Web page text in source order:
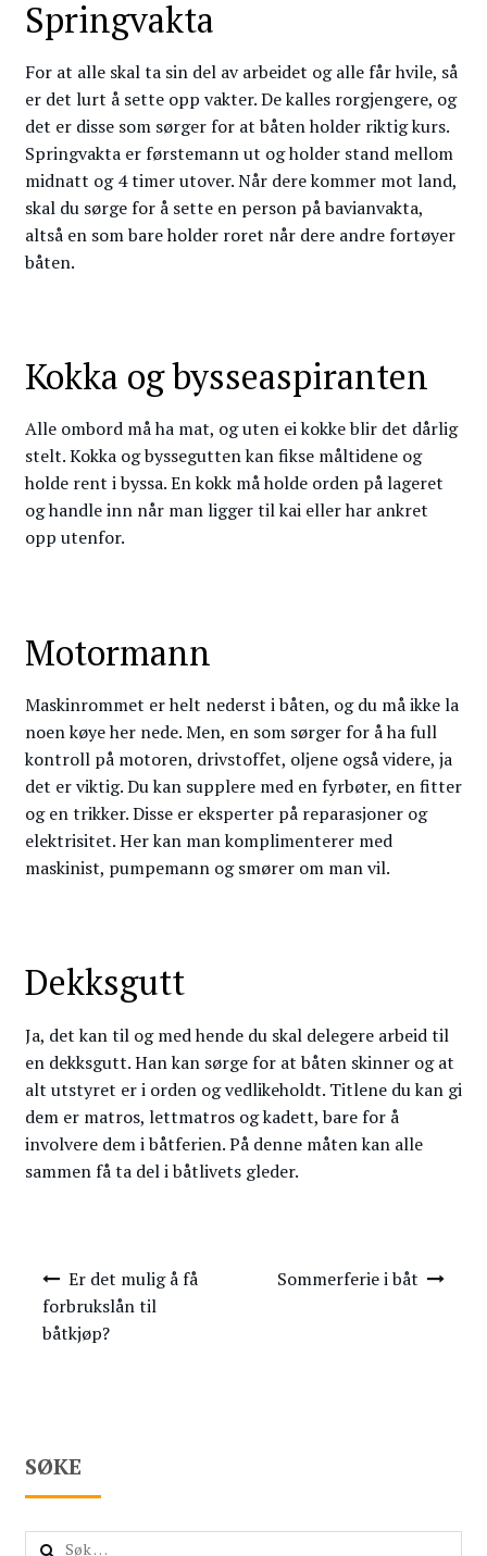
Springvakta
For at alle skal ta sin del av arbeidet og alle får hvile, så
er det lurt å sette opp vakter. De kalles rorgjengere, og
det er disse som sørger for at båten holder riktig kurs.
Springvakta er førstemann ut og holder stand mellom
midnatt og 4 timer utover. Når dere kommer mot land,
skal du sørge for å sette en person på bavianvakta,
altså en som bare holder roret når dere andre fortøyer
båten.
Kokka og bysseaspiranten
Alle ombord må ha mat, og uten ei kokke blir det dårlig
stelt. Kokka og byssegutten kan fikse måltidene og
holde rent i byssa. En kokk må holde orden på lageret
og handle inn når man ligger til kai eller har ankret
opp utenfor.
Motormann
Maskinrommet er helt nederst i båten, og du må ikke la
noen køye her nede. Men, en som sørger for å ha full
kontroll på motoren, drivstoffet, oljene også videre, ja
det er viktig. Du kan supplere med en fyrbøter, en fitter
og en trikker. Disse er eksperter på reparasjoner og
elektrisitet. Her kan man komplimenterer med
maskinist, pumpemann og smører om man vil.
Dekksgutt
Ja, det kan til og med hende du skal delegere arbeid til
en dekksgutt. Han kan sørge for at båten skinner og at
alt utstyret er i orden og vedlikeholdt. Titlene du kan gi
dem er matros, lettmatros og kadett, bare for å
involvere dem i båtferien. På denne måten kan alle
sammen få ta del i båtlivets gleder.
Innleggsnavigering
Er det mulig å få
forbrukslån til
båtkjøp?
Sommerferie i båt
SØKE
Leit